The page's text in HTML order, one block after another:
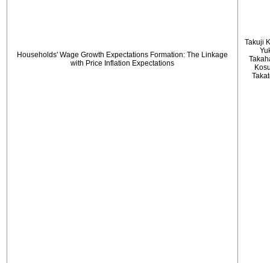
Households' Wage Growth Expectations Formation: The Linkage
with Price Inflation Expectations
Takuji